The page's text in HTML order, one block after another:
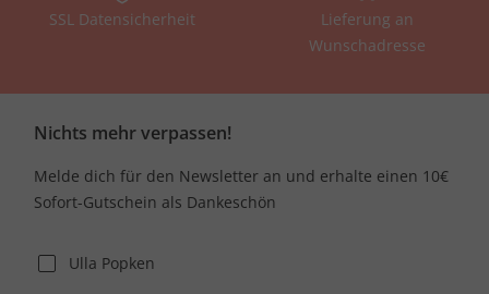
SSL Datensicherheit
Lieferung an
Wunschadresse
Nichts mehr verpassen!
Melde dich für den Newsletter an und erhalte einen 10€
Sofort-Gutschein als Dankeschön
Ulla Popken